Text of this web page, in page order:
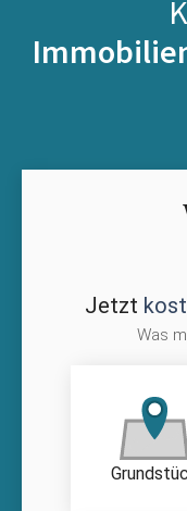
Jetzt
Was